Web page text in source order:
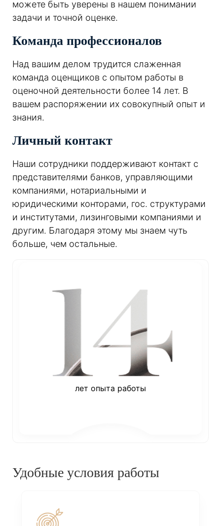
можете быть уверены в нашем понимании
задачи и точной оценке.
Команда профессионалов
Над вашим делом трудится слаженная
команда оценщиков с опытом работы в
оценочной деятельности более 14 лет. В
вашем распоряжении их совокупный опыт и
знания.
Личный контакт
Наши сотрудники поддерживают контакт с
представителями банков, управляющими
компаниями, нотариальными и
юридическими конторами, гос. структурами
и институтами, лизинговыми компаниями и
другим. Благодаря этому мы знаем чуть
больше, чем остальные.
лет опыта работы
Удобные условия работы